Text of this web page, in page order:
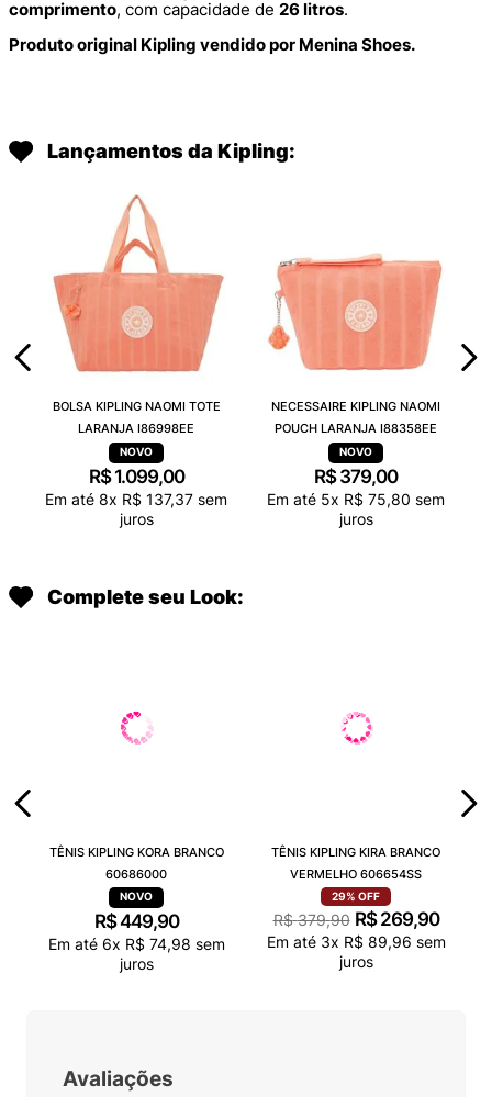
comprimento, com capacidade de 26 litros.
Produto original Kipling vendido por Menina Shoes.
Lançamentos da Kipling:
BOLSA KIPLING NAOMI TOTE
LARANJA I86998EE
R$ 1.099,00
Em até 8x R$ 137,37 sem
juros
NECESSAIRE KIPLING NAOMI
POUCH LARANJA I88358EE
R$ 379,00
Em até 5x R$ 75,80 sem
juros
Complete seu Look:
TÊNIS KIPLING KORA BRANCO
60686000
R$449,90
Em até 6x R$ 74,98 sem
juros
TÊNIS KIPLING KIRA BRANCO
VERMELHO 606654SS
29% OFF
R$ 379,90 R$ 269,90
Em até 3x R$ 89,96 sem
juros
Avaliações